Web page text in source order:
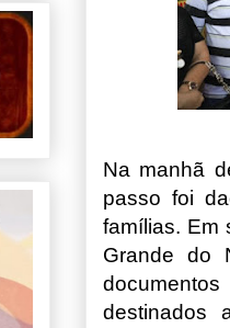
Na manhã
passo foi
famílias. Em
Grande do
destinados